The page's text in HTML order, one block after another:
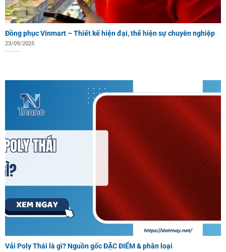
Đồng phục Vinmart – Thiết kế hiện đại, thể hiện sự chuyên nghiệp
23/09/2025
Vải Poly Thái là gì? Nguồn gốc ĐẶC ĐIỂM & phân loại